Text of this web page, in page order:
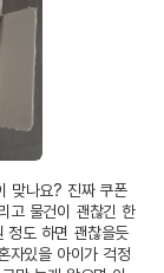
맞나요? 진짜 쿠폰
고 물건이 괜찮긴 한
도 하면 괜찮을듯
자있을 아이가 걱정